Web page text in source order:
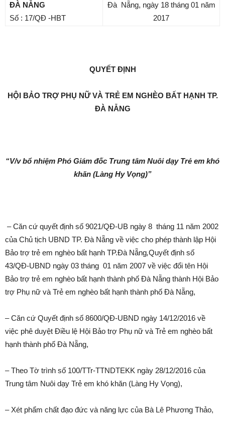
ĐÀ NẴNG
Số : 17/QĐ -HBT
Đà Nẵng, ngày 18 tháng 01 năm
2017
QUYẾT ĐỊNH
HỘI BẢO TRỢ PHỤ NỮ VÀ TRẺ EM NGHÈO BẤT HẠNH TP.
ĐÀ NẴNG
“V/v bổ nhiệm Phó Giám đốc Trung tâm Nuôi dạy Trẻ em khó
khăn (Làng Hy Vọng)”
– Căn cứ quyết định số 9021/QĐ-UB ngày 8 tháng 11 năm 2002
của Chủ tịch UBND TP. Đà Nẵng về việc cho phép thành lập Hội
Bảo trợ trẻ em nghèo bất hạnh TP.Đà Nẵng,Quyết định số
43/QĐ-UBND ngày 03 tháng 01 năm 2007 về việc đổi tên Hội
Bảo trợ trẻ em nghèo bất hạnh thành phố Đà Nẵng thành Hội Bảo
trợ Phụ nữ và Trẻ em nghèo bất hạnh thành phố Đà Nẵng,
– Căn cứ Quyết định số 8600/QĐ-UBND ngày 14/12/2016 về
việc phê duyệt Điều lệ Hội Bảo trợ Phụ nữ và Trẻ em nghèo bất
hạnh thành phố Đà Nẵng,
– Theo Tờ trình số 100/TTr-TTNDTEKK ngày 28/12/2016 của
Trung tâm Nuôi dạy Trẻ em khó khăn (Làng Hy Vọng),
– Xét phẩm chất đạo đức và năng lực của Bà Lê Phương Thảo,